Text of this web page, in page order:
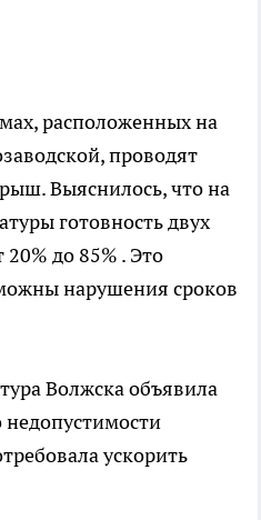
расположенных на
проводят
Выяснилось, что на
готовность двух
20% до 85% . Это
нарушения сроков
Волжска объявила
недопустимости
ускорить